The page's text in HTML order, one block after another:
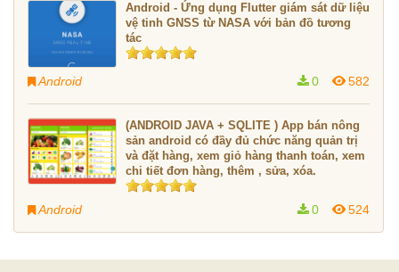
Android - Ứng dụng Flutter giám sát dữ liệu
vệ tinh GNSS từ NASA với bản đồ tương
tác
Android 582
0
(ANDROID JAVA + SQLITE ) App bán nông
sản android có đầy đủ chức năng quản trị
và đặt hàng, xem giỏ hàng thanh toán, xem
chi tiết đơn hàng, thêm , sửa, xóa.
Android 524
0